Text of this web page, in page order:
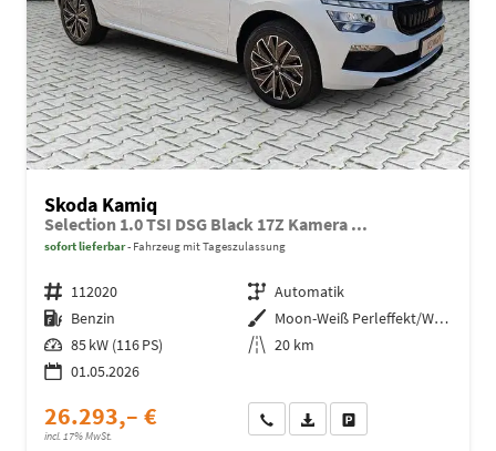
Skoda Kamiq
Selection 1.0 TSI DSG Black 17Z Kamera ...
sofort lieferbar Fahrzeug mit Tageszulassung
Fahrzeugnr. 112020 Getriebe Automatik
Kraftstoff Benzin Außenfarbe
Moon-Weiß Perleffekt/Weiß
Leistung 85 kW (116 PS) Kilometerstand 20 km
01.05.2026
26.293,– €
incl. 17% MwSt.
Wir rufen Sie anFahrzeugexposé (PDF)